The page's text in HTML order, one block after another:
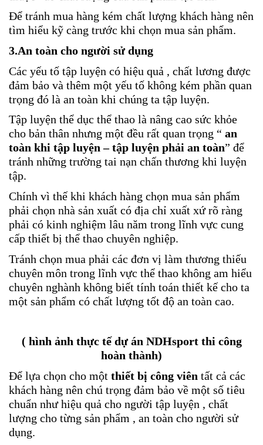
Để tránh mua hàng kém chất lượng khách hàng nên
tìm hiểu kỹ càng trước khi chọn mua sản phẩm.
3.An toàn cho người sử dụng
Các yếu tố tập luyện có hiệu quả , chất lương được
đảm bảo và thêm một yếu tố không kém phần quan
trọng đó là an toàn khi chúng ta tập luyện.
Tập luyện thể dục thể thao là nâng cao sức khỏe
cho bản thân nhưng một đều rất quan trọng “ an
toàn khi tập luyện – tập luyện phải an toàn” để
tránh những trường tai nạn chấn thương khi luyện
tập.
Chính vì thế khi khách hàng chọn mua sản phẩm
phải chọn nhà sản xuất có địa chỉ xuất xứ rõ ràng
phải có kinh nghiệm lâu năm trong lĩnh vực cung
cấp thiết bị thể thao chuyên nghiệp.
Tránh chọn mua phải các đơn vị làm thương thiếu
chuyên môn trong lĩnh vực thể thao không am hiểu
chuyên nghành không biết tính toán thiết kế cho ta
một sản phẩm có chất lượng tốt độ an toàn cao.
( hình ảnh thực tế dự án NDHsport thi công
hoàn thành)
Để lựa chọn cho một thiết bị công viên tất cả các
khách hàng nên chú trọng đảm bảo về một số tiêu
chuẩn như hiệu quả cho người tập luyện , chất
lượng cho từng sản phẩm , an toàn cho người sử
dụng.